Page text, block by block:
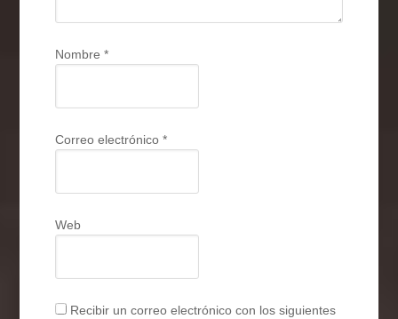
Nombre*
Correo electrónico*
Web
Recibir un correo electrónico con los siguientes